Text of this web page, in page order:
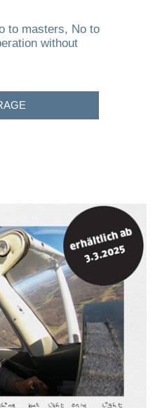
to masters, No to
without